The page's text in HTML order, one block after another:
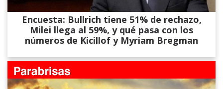
Encuesta: Bullrich tiene 51% de rechazo,
Milei llega al 59%, y qué pasa con los
números de Kicillof y Myriam Bregman